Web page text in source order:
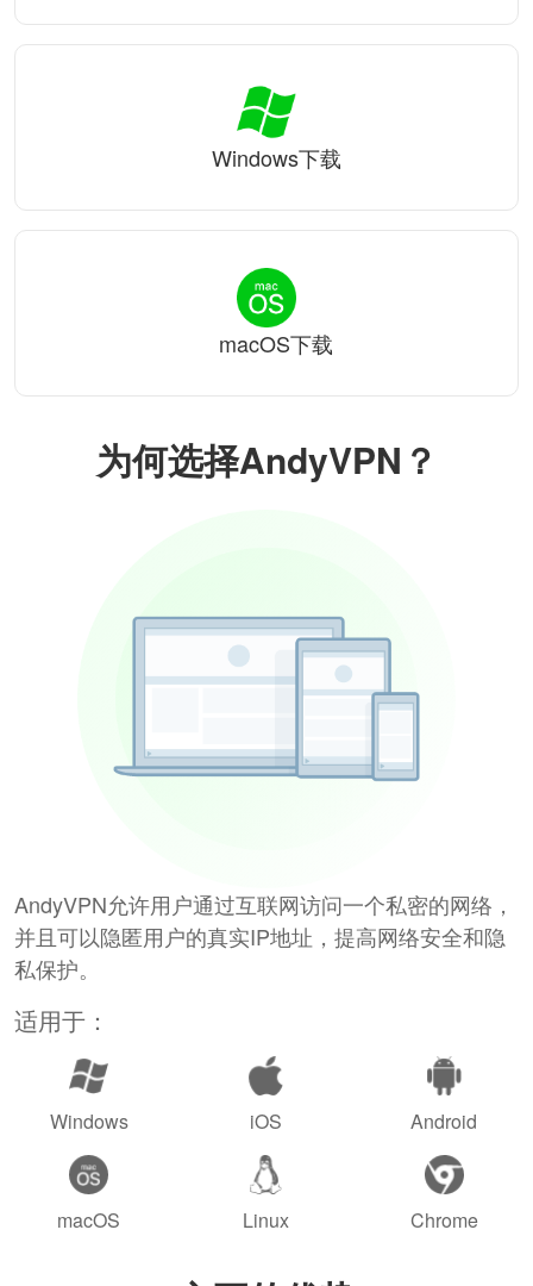
为何选择AndyVPN？
AndyVPN允许用户通过互联网访问一个私密的网络，
并且可以隐匿用户的真实IP地址，提高网络安全和隐
私保护。
适用于：
Windows iOS Android
macOS Linux Chrome
Windows下载
macOS下载